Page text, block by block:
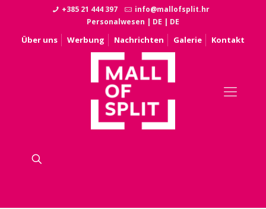
+385 21 444 397
info@mallofsplit.hr
Personalwesen | DE | DE
Über uns Werbung Nachrichten Galerie Kontakt